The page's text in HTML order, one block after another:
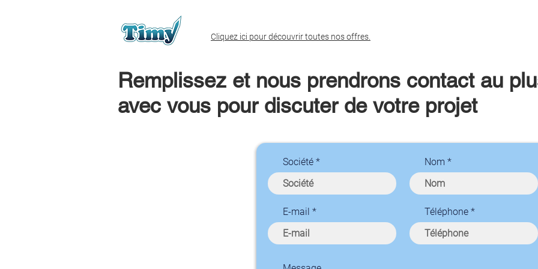
Cliquez ici pour découvrir toutes nos offres.
Remplissez et nous prendrons contact au
avec vous pour discuter de votre projet
Société Nom
E-mail Téléphone